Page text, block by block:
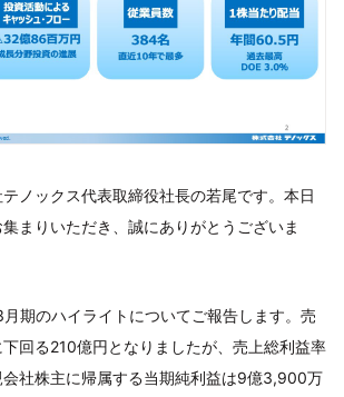
テノックス代表取締役社長の若尾です。本日
まりいただき、誠にありがとうございま
期のハイライトについてご報告します。売
下回る210億円となりましたが、売上総利益率
社株主に帰属する当期純利益は9億3,900万